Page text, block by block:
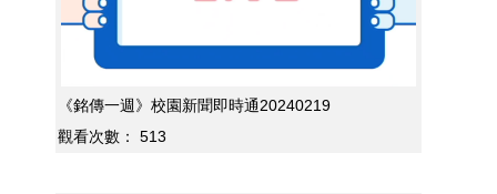
《銘傳一週》校園新聞即時通20240219
觀看次數：
513